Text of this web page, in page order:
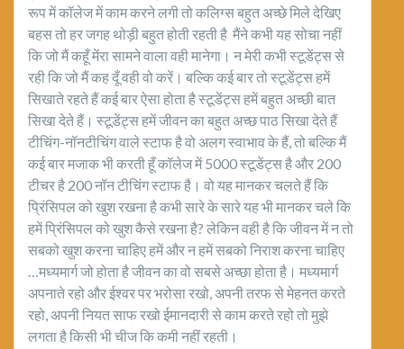
रूप में कॉलेज में काम करने लगी तो कलिग्स बहुत अच्छे मिले देखिए
बहस तो हर जगह थोड़ी बहुत होती रहती है मैंने कभी यह सोचा नहीं
कि जो मैं कहूँ मेंरा सामने वाला वही मानेगा। न मेरी कभी स्टूडेंट्स से
रही कि जो मैं कह दूँ वही वो करें। बल्कि कई बार तो स्टूडेंट्स हमें
सिखाते रहते हैं कई बार ऐसा होता है स्टूडेंट्स हमें बहुत अच्छी बात
सिखा देते हैं। स्टूडेंट्स हमें जीवन का बहुत अच्छ पाठ सिखा देते हैं
टीचिंग-नॉनटीचिंग वाले स्टाफ है वो अलग स्वाभाव के हैं, तो बल्कि मैं
कई बार मजाक भी करती हूँ कॉलेज में 5000 स्टूडेंट्स है और 200
टीचर है 200 नॉन टीचिंग स्टाफ है। वो यह मानकर चलते हैं कि
प्रिंसिपल को खुश रखना है कभी सारे के सारे यह भी मानकर चले कि
हमें प्रिंसिपल को खुश कैसे रखना है? लेकिन वही है कि जीवन में न तो
सबको खुश करना चाहिए हमें और न हमें सबको निराश करना चाहिए
…मध्यमार्ग जो होता है जीवन का वो सबसे अच्छा होता है। मध्यमार्ग
अपनाते रहो और ईश्वर पर भरोसा रखो, अपनी तरफ से मेहनत करते
रहो, अपनी नियत साफ रखो ईमानदारी से काम करते रहो तो मुझे
लगता है किसी भी चीज कि कमी नहीं रहती।